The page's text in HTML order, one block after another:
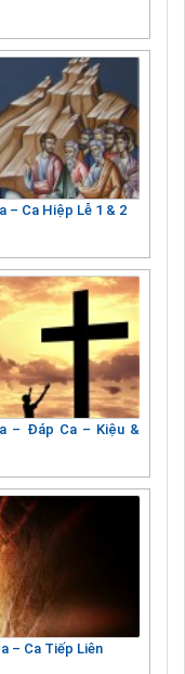
– Ca Hiệp Lễ 1 & 2
– Đáp Ca – Kiệu &
– Ca Tiếp Liên